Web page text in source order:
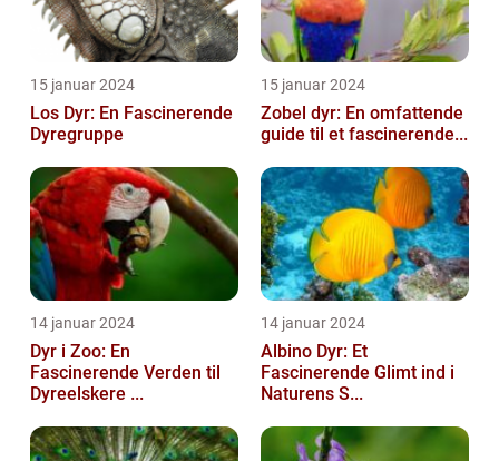
15 januar 2024
Los Dyr: En Fascinerende
Dyregruppe
15 januar 2024
Zobel dyr: En omfattende
guide til et fascinerende...
14 januar 2024
Dyr i Zoo: En
Fascinerende Verden til
Dyreelskere ...
14 januar 2024
Albino Dyr: Et
Fascinerende Glimt ind i
Naturens S...